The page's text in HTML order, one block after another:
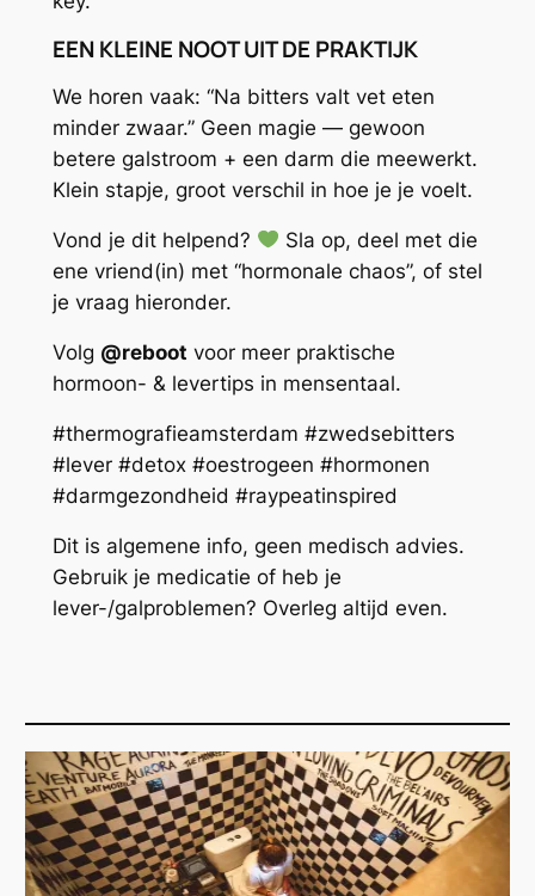
EEN KLEINE NOOT UIT DE PRAKTIJK
We horen vaak: “Na bitters valt vet eten
minder zwaar.” Geen magie — gewoon
betere galstroom + een darm die meewerkt.
Klein stapje, groot verschil in hoe je je voelt.
Vond je dit helpend?
Sla op, deel met die
ene vriend(in) met “hormonale chaos”, of stel
je vraag hieronder.
Volg @reboot voor meer praktische
hormoon- & levertips in mensentaal.
#thermografieamsterdam #zwedsebitters
#lever #detox #oestrogeen #hormonen
#darmgezondheid #raypeatinspired
Dit is algemene info, geen medisch advies.
Gebruik je medicatie of heb je
lever-/galproblemen? Overleg altijd even.